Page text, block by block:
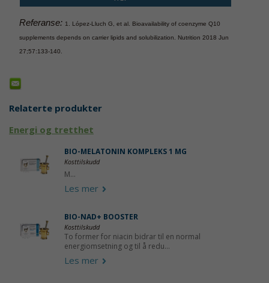
Referanse: 1. López-Lluch G, et al. Bioavailability of coenzyme Q10
supplements depends on carrier lipids and solubilization. Nutrition 2018 Jun
27;57:133-140.
Relaterte produkter
Energi og tretthet
BIO-MELATONIN KOMPLEKS 1 MG
Kosttilskudd
M...
Les mer
BIO-NAD+ BOOSTER
Kosttilskudd
To former for niacin bidrar til en normal
energiomsetning og til å redu...
Les mer